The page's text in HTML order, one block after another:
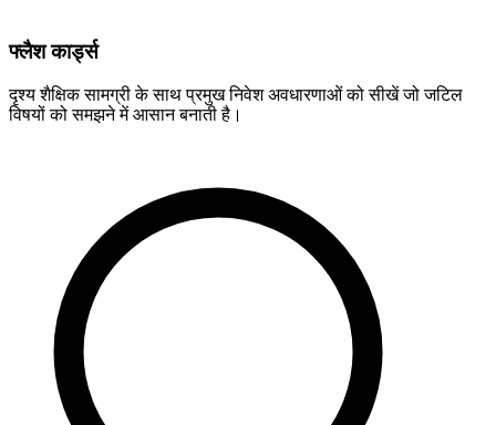
फ्लैश कार्ड्स
दृश्य शैक्षिक सामग्री के साथ प्रमुख निवेश अवधारणाओं को सीखें जो जटिल
विषयों को समझने में आसान बनाती है।